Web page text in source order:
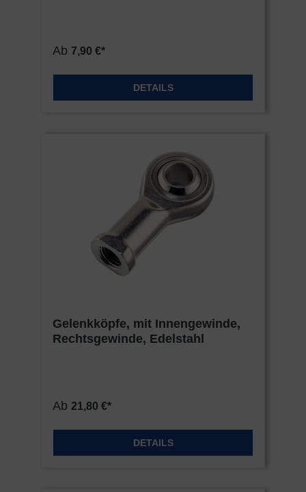
Ab 7,90 €*
DETAILS
Gelenkköpfe, mit Innengewinde,
Rechtsgewinde, Edelstahl
Ab 21,80 €*
DETAILS